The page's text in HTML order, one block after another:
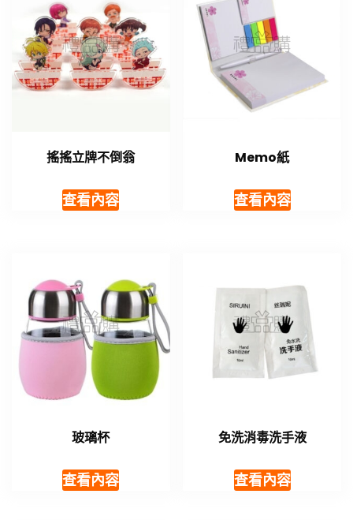
搖搖立牌不倒翁
查看內容
Memo紙
查看內容
玻璃杯
查看內容
免洗消毒洗手液
查看內容